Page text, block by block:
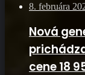
8. februára
Nová
cene 18